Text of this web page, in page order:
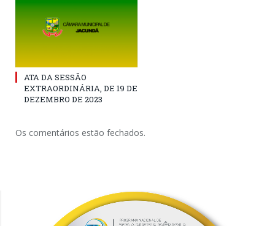
ATA DA SESSÃO
EXTRAORDINÁRIA, DE 19 DE
DEZEMBRO DE 2023
Os comentários estão fechados.